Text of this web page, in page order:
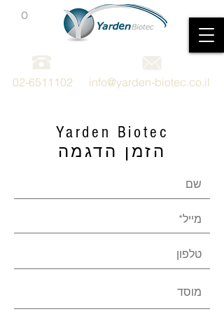
02-6511102 info@yarden-biotec.co.il
0
Yarden Biotec
הזמן הדגמה